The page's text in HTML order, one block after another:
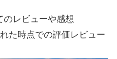
のレビューや感想
た時点での評価レビュー